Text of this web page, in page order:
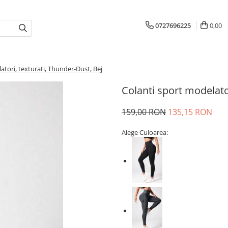
0727696225 0,00
texturati, Thunder-Dust, Bej
Colanti sport
159,00 RON 135,15 RON
Alege Culoarea: